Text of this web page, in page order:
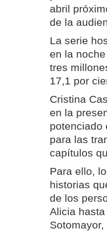
abril
de la
La serie
en la
tres
17,1 por
Cristina
en la
potenciado
para las
capítulos
Para ello,
historias
de los
Alicia